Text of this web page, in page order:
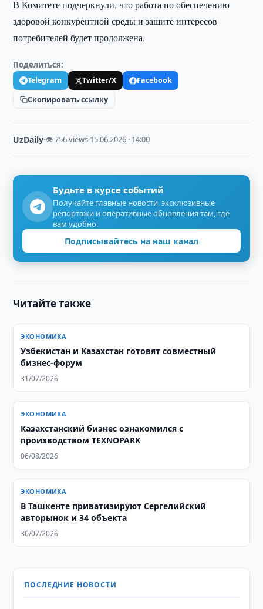
В Комитете подчеркнули, что работа по обеспечению
здоровой конкурентной среды и защите интересов
потребителей будет продолжена.
Поделиться:
Telegram Twitter/X
Facebook
Скопировать ссылку
UzDaily·👁 756 views·15.06.2026 · 14:00
Будьте в курсе событий
Получайте главные новости, эксклюзивные
репортажи и оперативные обновления там, где
вам удобно.
Подписывайтесь на наш канал
Читайте также
ЭКОНОМИКА
Узбекистан и Казахстан готовят совместный
бизнес-форум
31/07/2026
ЭКОНОМИКА
Казахстанский бизнес ознакомился с
производством TEXNOPARK
06/08/2026
ЭКОНОМИКА
В Ташкенте приватизируют Сергелийский
авторынок и 34 объекта
30/07/2026
ПОСЛЕДНИЕ НОВОСТИ